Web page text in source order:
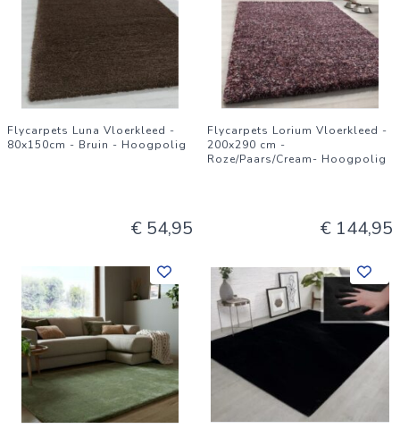
Flycarpets Luna Vloerkleed -
80x150cm - Bruin - Hoogpolig
€ 54,95
Flycarpets Lorium Vloerkleed -
200x290 cm -
Roze/Paars/Cream- Hoogpolig
€ 144,95